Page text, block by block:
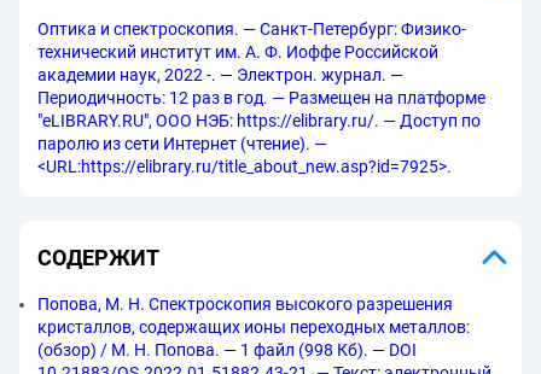
Оптика и спектроскопия. — Санкт-Петербург: Физико-
технический институт им. А. Ф. Иоффе Российской
академии наук, 2022 -. — Электрон. журнал. —
Периодичность: 12 раз в год. — Размещен на платформе
"eLIBRARY.RU", ООО НЭБ: https://elibrary.ru/. — Доступ по
паролю из сети Интернет (чтение). —
<URL:https://elibrary.ru/title_about_new.asp?id=7925>.
СОДЕРЖИТ
Попова, М. Н. Спектроскопия высокого разрешения
кристаллов, содержащих ионы переходных металлов:
(обзор) / М. Н. Попова. — 1 файл (998 Кб). — DOI